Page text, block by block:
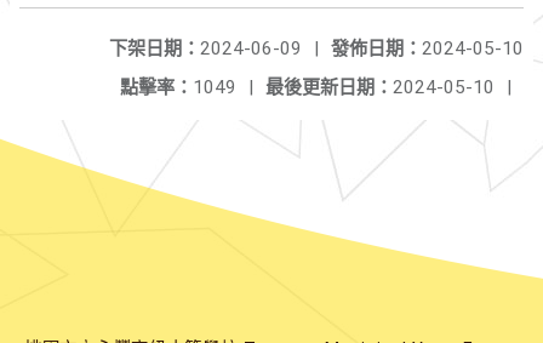
發佈日期： 2024-05-10
下架日期： 2024-06-09
|
最後更新日期： 2024-05-10 |
點擊率： 1049 |